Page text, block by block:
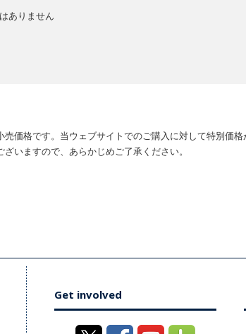
ありません
価格です。当ウェブサイトでのご購入に対して特別価
いますので、あらかじめご了承ください。
Get involved